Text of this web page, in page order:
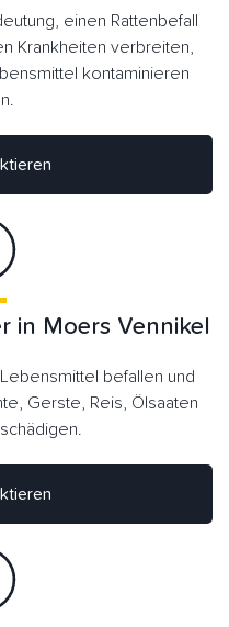
einen Rattenbefall
Krankheiten verbreiten,
kontaminieren
in Moers Vennikel
befallen und
Gerste, Reis, Ölsaaten